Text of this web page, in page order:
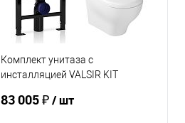
Комплект унитаза с
инсталляцией VALSIR KIT
83 005 ₽/ шт